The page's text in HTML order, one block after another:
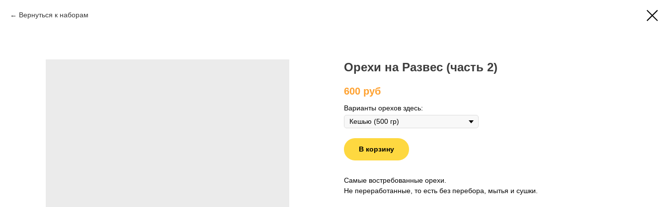
Вернуться к наборам
Орехи на Развес (часть 2)
600 руб
Варианты орехов здесь:
В корзину
Самые востребованные орехи.
Не переработанные, то есть без перебора, мытья и сушки.